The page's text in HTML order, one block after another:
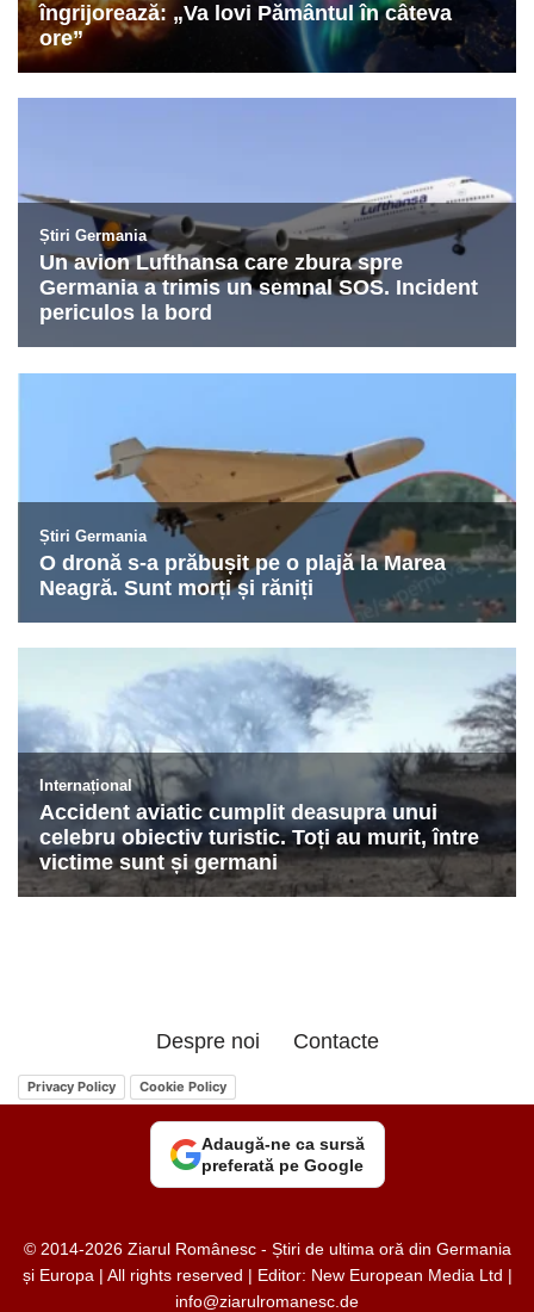
Despre noi Contacte
Privacy Policy Cookie Policy
Adaugă-ne ca sursă
preferată pe Google
© 2014-2026 Ziarul Românesc - Știri de ultima oră din Germania
și Europa | All rights reserved | Editor: New European Media Ltd |
info@ziarulromanesc.de